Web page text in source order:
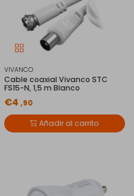
VIVANCO
Cable coaxial Vivanco STC
FS15-N, 1,5 m Blanco
€4 ,90
Añadir al carrito